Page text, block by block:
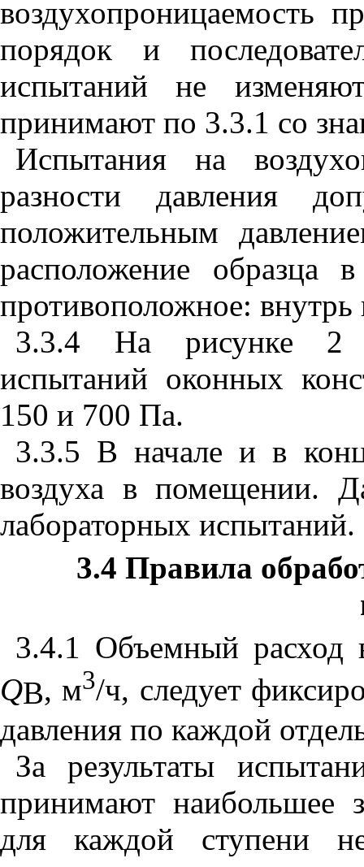
воздухопроницаемость
порядок и
испытаний не
принимают по 3.3.1 со
Испытания на
разности давления
положительным
расположение образца
противоположное:
3.3.4 На рисунке 2
испытаний оконных
150 и 700 Па.
3.3.5 В начале и в
воздуха в помещении.
лабораторных испытаний.
3.4 Правила
3.4.1 Объемный расход
QВ,м3/ч, следует
давления по каждой
За результаты
принимают наибольшее
для каждой ступени